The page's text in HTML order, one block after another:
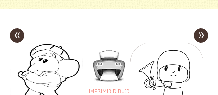
«
IMPRIMIR DIBUJO
»